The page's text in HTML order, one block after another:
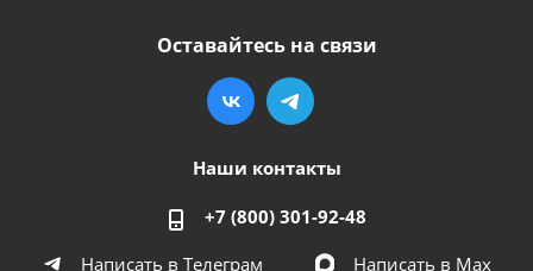
Оставайтесь на связи
Наши контакты
+7 (800) 301-92-48
Написать в Телеграм
Написать в Мах